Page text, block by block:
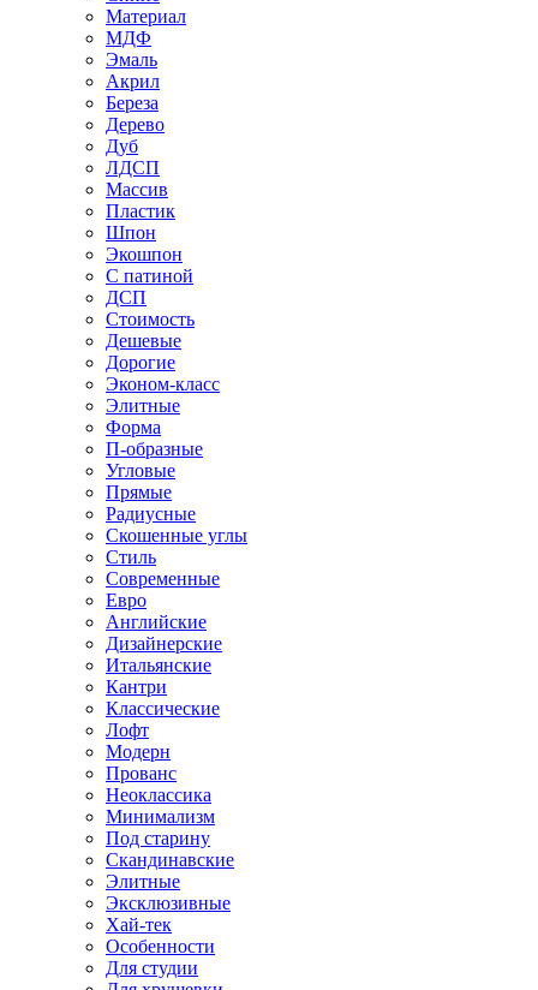
Материал
МДФ
Эмаль
Акрил
Береза
Дерево
Дуб
ЛДСП
Массив
Пластик
Шпон
Экошпон
С патиной
ДСП
Стоимость
Дешевые
Дорогие
Эконом-класс
Элитные
Форма
П-образные
Угловые
Прямые
Радиусные
Скошенные углы
Стиль
Современные
Евро
Английские
Дизайнерские
Итальянские
Кантри
Классические
Лофт
Модерн
Прованс
Неоклассика
Минимализм
Под старину
Скандинавские
Элитные
Эксклюзивные
Хай-тек
Особенности
Для студии